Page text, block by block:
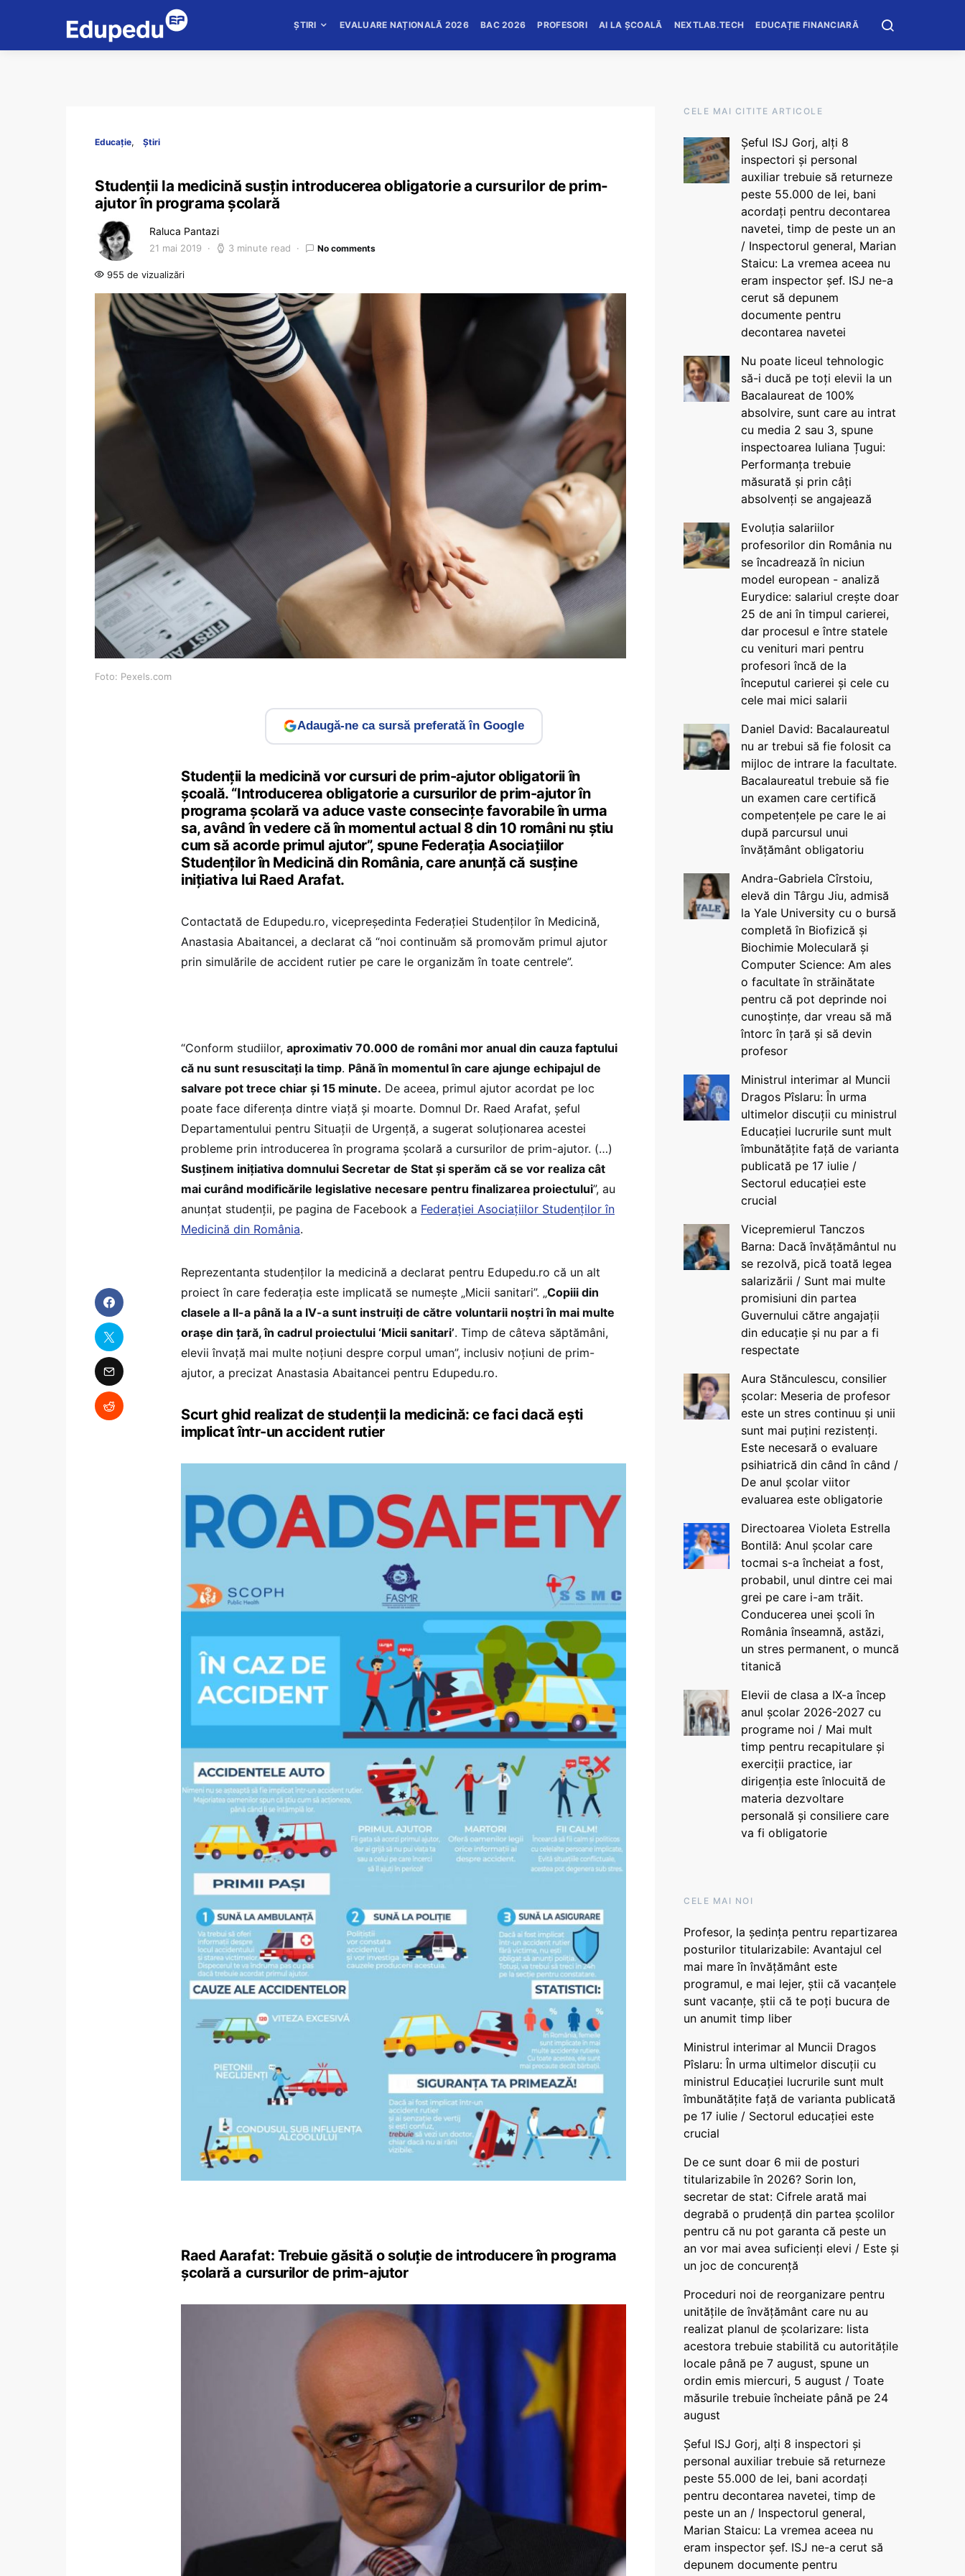
ȘTIRI EVALUARE NAȚIONALĂ 2026 BAC 2026 PROFESORI AI LA ȘCOALĂ NEXTLAB.TECH EDUCAȚIE FINANCIARĂ
Educație Știri
Studenții la medicină susțin introducerea obligatorie a cursurilor de prim-
ajutor în programa școlară
Raluca Pantazi
21 mai 2019 3 minute read No comments
955 de vizualizări
Foto: Pexels.com
Adaugă-ne ca sursă preferată în Google
Studenții la medicină vor cursuri de prim-ajutor obligatorii în
școală. “Introducerea obligatorie a cursurilor de prim-ajutor în
programa școlară va aduce vaste consecințe favorabile în urma
sa, având în vedere că în momentul actual 8 din 10 români nu știu
cum să acorde primul ajutor”, spune Federația Asociațiilor
Studenților în Medicină din România, care anunță că susține
inițiativa lui Raed Arafat.
Contactată de Edupedu.ro, vicepreședinta Federației Studenților în Medicină,
Anastasia Abaitancei, a declarat că “noi continuăm să promovăm primul ajutor
prin simulările de accident rutier pe care le organizăm în toate centrele”.
“Conform studiilor, aproximativ 70.000 de români mor anual din cauza faptului
că nu sunt resuscitați la timp. Până în momentul în care ajunge echipajul de
salvare pot trece chiar și 15 minute. De aceea, primul ajutor acordat pe loc
poate face diferența dintre viață și moarte. Domnul Dr. Raed Arafat, șeful
Departamentului pentru Situații de Urgență, a sugerat soluționarea acestei
probleme prin introducerea în programa școlară a cursurilor de prim-ajutor. (…)
Susținem inițiativa domnului Secretar de Stat și sperăm că se vor realiza cât
mai curând modificările legislative necesare pentru finalizarea proiectului”, au
anunțat studenții, pe pagina de Facebook a Federației Asociațiilor Studenților în
Medicină din România.
Reprezentanta studenților la medicină a declarat pentru Edupedu.ro că un alt
proiect în care federația este implicată se numește „Micii sanitari”. „Copiii din
clasele a II-a până la a IV-a sunt instruiți de către voluntarii noștri în mai multe
orașe din țară, în cadrul proiectului ‘Micii sanitari’. Timp de câteva săptămâni,
elevii învață mai multe noțiuni despre corpul uman”, inclusiv noțiuni de prim-
ajutor, a precizat Anastasia Abaitancei pentru Edupedu.ro.
Scurt ghid realizat de studenții la medicină: ce faci dacă ești
implicat într-un accident rutier
Raed Aarafat: Trebuie găsită o soluție de introducere în programa
școlară a cursurilor de prim-ajutor
CELE MAI CITITE ARTICOLE
Șeful ISJ Gorj, alți 8
inspectori și personal
auxiliar trebuie să returneze
peste 55.000 de lei, bani
acordați pentru decontarea
navetei, timp de peste un an
/ Inspectorul general, Marian
Staicu: La vremea aceea nu
eram inspector șef. ISJ ne-a
cerut să depunem
documente pentru
decontarea navetei
Nu poate liceul tehnologic
să-i ducă pe toți elevii la un
Bacalaureat de 100%
absolvire, sunt care au intrat
cu media 2 sau 3, spune
inspectoarea Iuliana Țugui:
Performanța trebuie
măsurată și prin câți
absolvenți se angajează
Evoluția salariilor
profesorilor din România nu
se încadrează în niciun
model european - analiză
Eurydice: salariul crește doar
25 de ani în timpul carierei,
dar procesul e între statele
cu venituri mari pentru
profesori încă de la
începutul carierei și cele cu
cele mai mici salarii
Daniel David: Bacalaureatul
nu ar trebui să fie folosit ca
mijloc de intrare la facultate.
Bacalaureatul trebuie să fie
un examen care certifică
competențele pe care le ai
după parcursul unui
învățământ obligatoriu
Andra-Gabriela Cîrstoiu,
elevă din Târgu Jiu, admisă
la Yale University cu o bursă
completă în Biofizică și
Biochimie Moleculară și
Computer Science: Am ales
o facultate în străinătate
pentru că pot deprinde noi
cunoștințe, dar vreau să mă
întorc în țară și să devin
profesor
Ministrul interimar al Muncii
Dragos Pîslaru: În urma
ultimelor discuții cu ministrul
Educației lucrurile sunt mult
îmbunătățite față de varianta
publicată pe 17 iulie /
Sectorul educației este
crucial
Vicepremierul Tanczos
Barna: Dacă învățământul nu
se rezolvă, pică toată legea
salarizării / Sunt mai multe
promisiuni din partea
Guvernului către angajații
din educație și nu par a fi
respectate
Aura Stănculescu, consilier
școlar: Meseria de profesor
este un stres continuu și unii
sunt mai puțini rezistenți.
Este necesară o evaluare
psihiatrică din când în când /
De anul școlar viitor
evaluarea este obligatorie
Directoarea Violeta Estrella
Bontilă: Anul școlar care
tocmai s-a încheiat a fost,
probabil, unul dintre cei mai
grei pe care i-am trăit.
Conducerea unei școli în
România înseamnă, astăzi,
un stres permanent, o muncă
titanică
Elevii de clasa a IX-a încep
anul școlar 2026-2027 cu
programe noi / Mai mult
timp pentru recapitulare și
exerciții practice, iar
dirigenția este înlocuită de
materia dezvoltare
personală și consiliere care
va fi obligatorie
CELE MAI NOI
Profesor, la ședința pentru repartizarea
posturilor titularizabile: Avantajul cel
mai mare în învățământ este
programul, e mai lejer, știi că vacanțele
sunt vacanţe, știi că te poți bucura de
un anumit timp liber
Ministrul interimar al Muncii Dragos
Pîslaru: În urma ultimelor discuții cu
ministrul Educației lucrurile sunt mult
îmbunătățite față de varianta publicată
pe 17 iulie / Sectorul educației este
crucial
De ce sunt doar 6 mii de posturi
titularizabile în 2026? Sorin Ion,
secretar de stat: Cifrele arată mai
degrabă o prudență din partea școlilor
pentru că nu pot garanta că peste un
an vor mai avea suficienți elevi / Este și
un joc de concurență
Proceduri noi de reorganizare pentru
unitățile de învățământ care nu au
realizat planul de școlarizare: lista
acestora trebuie stabilită cu autoritățile
locale până pe 7 august, spune un
ordin emis miercuri, 5 august / Toate
măsurile trebuie încheiate până pe 24
august
Șeful ISJ Gorj, alți 8 inspectori și
personal auxiliar trebuie să returneze
peste 55.000 de lei, bani acordați
pentru decontarea navetei, timp de
peste un an / Inspectorul general,
Marian Staicu: La vremea aceea nu
eram inspector șef. ISJ ne-a cerut să
depunem documente pentru